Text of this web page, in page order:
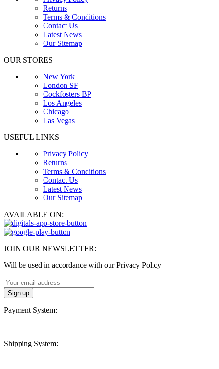
Returns
Terms & Conditions
Contact Us
Latest News
Our Sitemap
OUR STORES
New York
London SF
Cockfosters BP
Los Angeles
Chicago
Las Vegas
USEFUL LINKS
Privacy Policy
Returns
Terms & Conditions
Contact Us
Latest News
Our Sitemap
AVAILABLE ON:
JOIN OUR NEWSLETTER:
Will be used in accordance with our Privacy Policy
Payment System:
Shipping System: